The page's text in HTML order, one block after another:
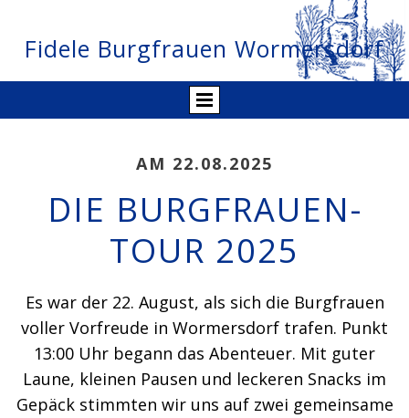
Fidele Burgfrauen Wormersdorf
AM 22.08.2025
DIE BURGFRAUEN-
TOUR 2025
Es war der 22. August, als sich die Burgfrauen
voller Vorfreude in Wormersdorf trafen. Punkt
13:00 Uhr begann das Abenteuer. Mit guter
Laune, kleinen Pausen und leckeren Snacks im
Gepäck stimmten wir uns auf zwei gemeinsame